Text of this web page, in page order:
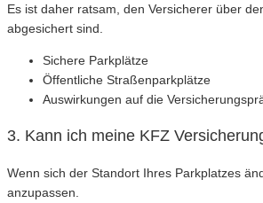
Es ist daher ratsam, den Versicherer über
abgesichert sind.
Sichere Parkplätze
Öffentliche Straßenparkplätze
Auswirkungen auf die
3. Kann ich meine KFZ
Wenn sich der Standort Ihres Parkplatzes
anzupassen.